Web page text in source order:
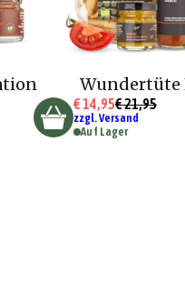
Wundertüte
€ 14,95€ 21,95
zzgl. Versand
Auf Lager